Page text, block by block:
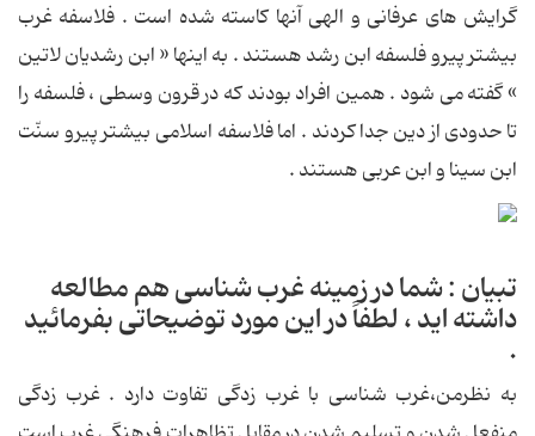
گرایش های عرفانی و الهی آنها كاسته شده است . فلاسفه غرب
بیشتر پیرو فلسفه ابن رشد هستند . به اینها « ابن رشدیان لاتین
» گفته می شود . همین افراد بودند كه در قرون وسطی ، فلسفه را
تا حدودی از دین جدا كردند . اما فلاسفه اسلامی بیشتر پیرو سنّت
ابن سینا و ابن عربی هستند .
تبیان : شما در زمینه غرب شناسی هم مطالعه
داشته اید ، لطفاً در این مورد توضیحاتی بفرمائید
.
به نظرمن،غرب شناسی با غرب زدگی تفاوت دارد . غرب زدگی